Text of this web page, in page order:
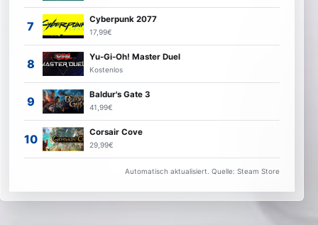
Cyberpunk 2077
17,99€
Yu-Gi-Oh! Master Duel
Kostenlos
Baldur's Gate 3
41,99€
Corsair Cove
29,99€
Automatisch aktualisiert. Quelle: Steam Store